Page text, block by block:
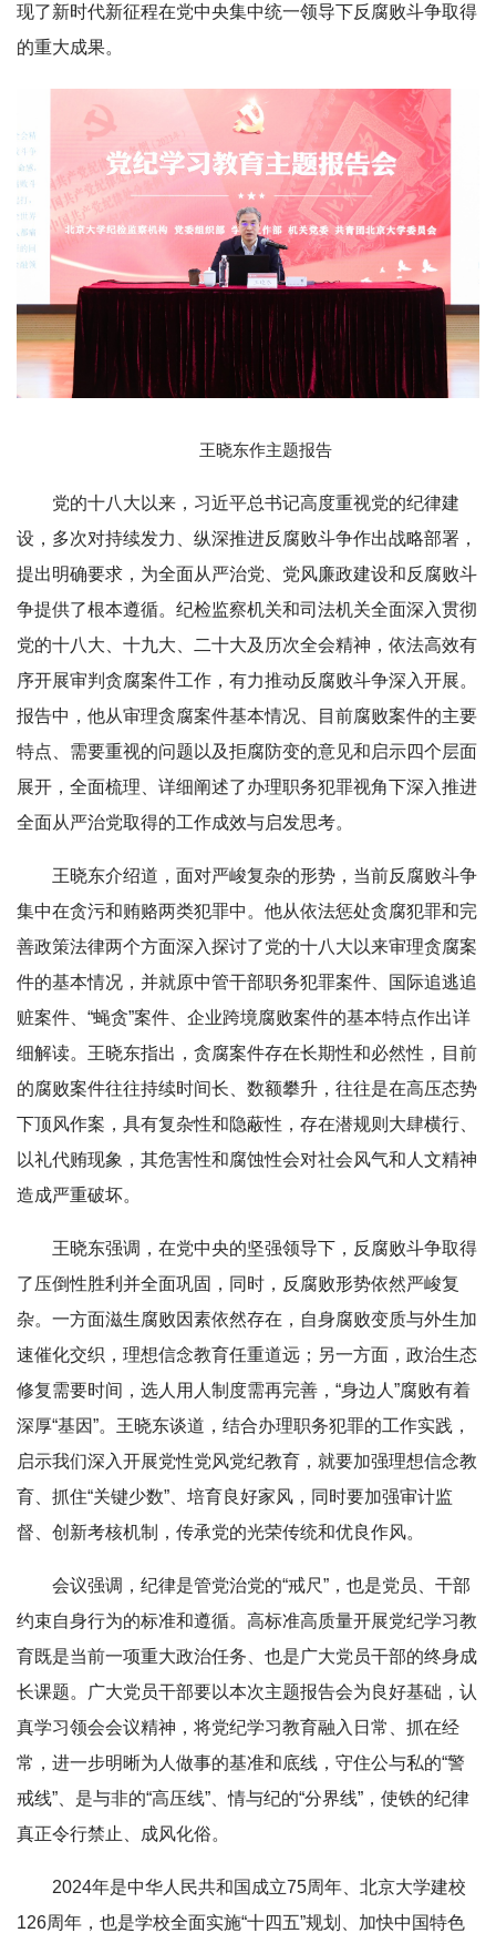
现了新时代新征程在党中央集中统一领导下反腐败斗争取得
的重大成果。
王晓东作主题报告
党的十八大以来，习近平总书记高度重视党的纪律建
设，多次对持续发力、纵深推进反腐败斗争作出战略部署，
提出明确要求，为全面从严治党、党风廉政建设和反腐败斗
争提供了根本遵循。纪检监察机关和司法机关全面深入贯彻
党的十八大、十九大、二十大及历次全会精神，依法高效有
序开展审判贪腐案件工作，有力推动反腐败斗争深入开展。
报告中，他从审理贪腐案件基本情况、目前腐败案件的主要
特点、需要重视的问题以及拒腐防变的意见和启示四个层面
展开，全面梳理、详细阐述了办理职务犯罪视角下深入推进
全面从严治党取得的工作成效与启发思考。
王晓东介绍道，面对严峻复杂的形势，当前反腐败斗争
集中在贪污和贿赂两类犯罪中。他从依法惩处贪腐犯罪和完
善政策法律两个方面深入探讨了党的十八大以来审理贪腐案
件的基本情况，并就原中管干部职务犯罪案件、国际追逃追
赃案件、“蝇贪”案件、企业跨境腐败案件的基本特点作出详
细解读。王晓东指出，贪腐案件存在长期性和必然性，目前
的腐败案件往往持续时间长、数额攀升，往往是在高压态势
下顶风作案，具有复杂性和隐蔽性，存在潜规则大肆横行、
以礼代贿现象，其危害性和腐蚀性会对社会风气和人文精神
造成严重破坏。
王晓东强调，在党中央的坚强领导下，反腐败斗争取得
了压倒性胜利并全面巩固，同时，反腐败形势依然严峻复
杂。一方面滋生腐败因素依然存在，自身腐败变质与外生加
速催化交织，理想信念教育任重道远；另一方面，政治生态
修复需要时间，选人用人制度需再完善，“身边人”腐败有着
深厚“基因”。王晓东谈道，结合办理职务犯罪的工作实践，
启示我们深入开展党性党风党纪教育，就要加强理想信念教
育、抓住“关键少数”、培育良好家风，同时要加强审计监
督、创新考核机制，传承党的光荣传统和优良作风。
会议强调，纪律是管党治党的“戒尺”，也是党员、干部
约束自身行为的标准和遵循。高标准高质量开展党纪学习教
育既是当前一项重大政治任务、也是广大党员干部的终身成
长课题。广大党员干部要以本次主题报告会为良好基础，认
真学习领会会议精神，将党纪学习教育融入日常、抓在经
常，进一步明晰为人做事的基准和底线，守住公与私的“警
戒线”、是与非的“高压线”、情与纪的“分界线”，使铁的纪律
真正令行禁止、成风化俗。
2024年是中华人民共和国成立75周年、北京大学建校
126周年，也是学校全面实施“十四五”规划、加快中国特色